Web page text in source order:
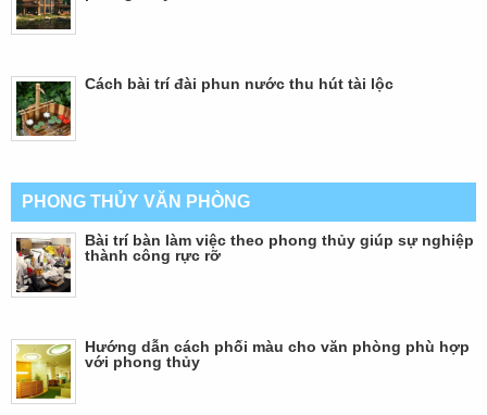
Cách bài trí đài phun nước thu hút tài lộc
PHONG THỦY VĂN PHÒNG
Bài trí bàn làm việc theo phong thủy giúp sự nghiệp
thành công rực rỡ
Hướng dẫn cách phối màu cho văn phòng phù hợp
với phong thủy